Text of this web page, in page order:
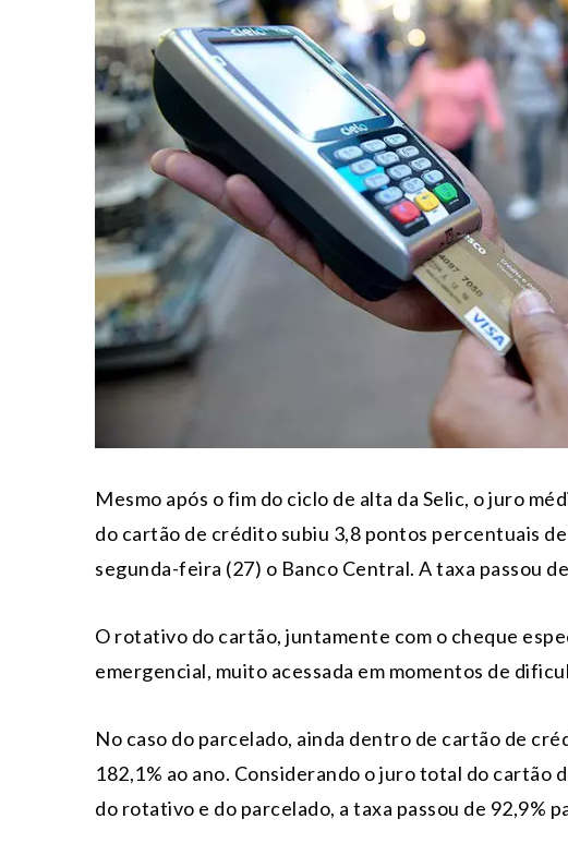
Mesmo após o fim do ciclo de alta da Selic, o juro
do cartão de crédito subiu 3,8 pontos percentuais
segunda-feira (27) o Banco Central. A taxa passou
O rotativo do cartão, juntamente com o cheque
emergencial, muito acessada em momentos de
No caso do parcelado, ainda dentro de cartão de
182,1% ao ano. Considerando o juro total do cartão
do rotativo e do parcelado, a taxa passou de 92,9%